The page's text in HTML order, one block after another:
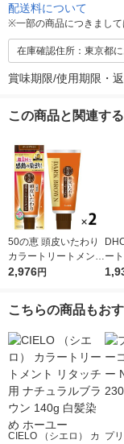
配送料について
※一部の商品につきまし
在庫確認住所：東京都
賞味期限/使用期限・
この商品と関連す
50の恵 頭皮いたわり
カラートリートメント
ダークブラウン 150g
2,976円
ー
ブ
こちらの商品もお
CIELO （シエロ） カ
プ